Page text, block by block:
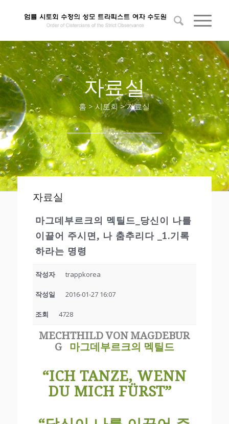
자료실
홈 > 시토회 > 자료실
자료실
마그데부르크의 멕틸드_당신이 나를
이끌어 주시면, 나 춤추리다 _1.기록
하라는 명령
작성자 trappkorea
작성일 2016-01-27 16:07
조회 4728
MECHTHILD VON MAGDEBUR
G 마그데부르크의 멕틸드
“ICH TANZE, WENN
DU MICH FÜRST”